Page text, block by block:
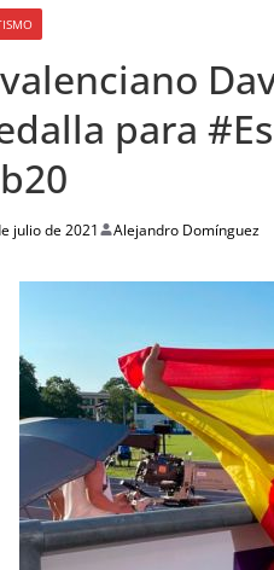
para
julio de 2021 Alejandro Domínguez